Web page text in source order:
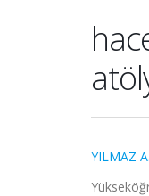
YILMAZ A.